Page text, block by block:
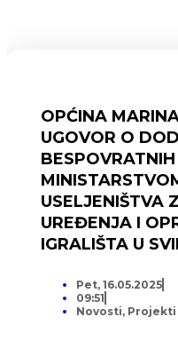
OPĆINA
UGOVOR O
USELJENIŠTVA
UREĐENJA I
IGRALIŠTA U
Pet, 16.05.2025
09:51
Novosti, Projekti